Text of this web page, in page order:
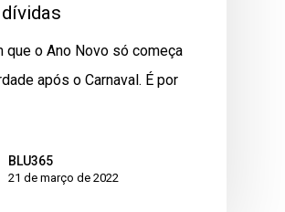
que o Ano Novo só começa
após o Carnaval. É por
BLU365
21 de março de 2022